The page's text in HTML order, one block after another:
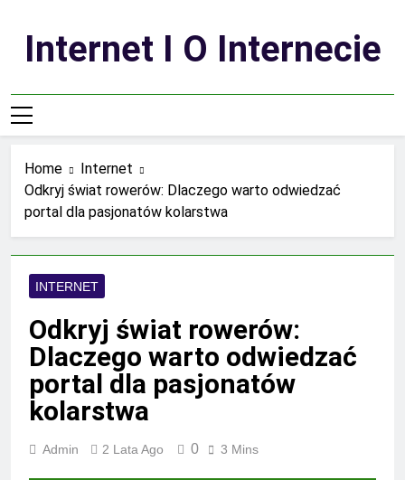
contentInternet I O Internecie
Home
Internet
Odkryj świat rowerów: Dlaczego warto odwiedzać
portal dla pasjonatów kolarstwa
INTERNET
Odkryj świat rowerów:
Dlaczego warto odwiedzać
portal dla pasjonatów
kolarstwa
Admin 2 Lata Ago 0 3 Mins